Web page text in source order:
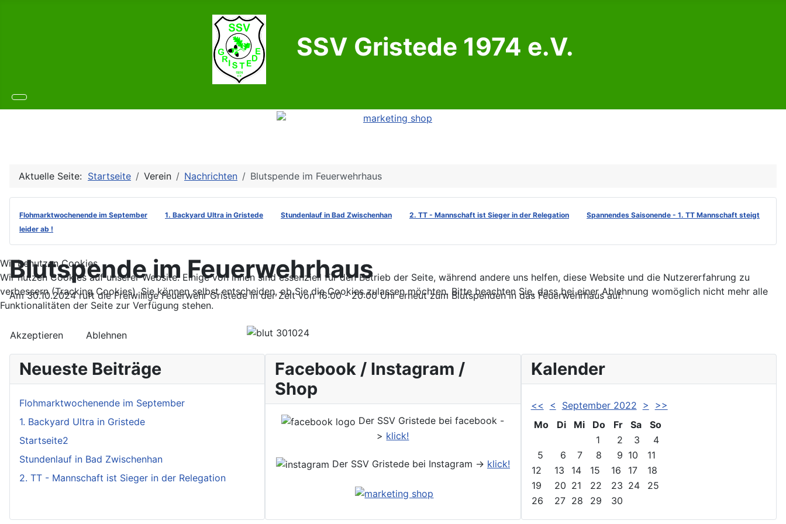
SSV Gristede 1974 e.V.
Aktuelle Seite: Startseite Verein Nachrichten Blutspende im Feuerwehrhaus
Flohmarktwochenende im September 1. Backyard Ultra in Gristede Stundenlauf in Bad Zwischenhan 2. TT - Mannschaft ist Sieger in der Relegation
Spannendes Saisonende - 1. TT Mannschaft steigt
leider ab !
Blutspende im Feuerwehrhaus
Am 30.10.2024 ruft die Freiwillige Feuerwehr Gristede in der Zeit von 16:00 - 20:00 Uhr erneut zum Blutspenden in das Feuerwehrhaus auf.
Neueste Beiträge
Flohmarktwochenende im September
1. Backyard Ultra in Gristede
Startseite2
Stundenlauf in Bad Zwischenhan
2. TT - Mannschaft ist Sieger in der Relegation
Facebook / Instagram /
Shop
Der SSV Gristede bei facebook -
> klick!
Der SSV Gristede bei Instagram -> klick!
Kalender
<< < September 2022 >
>>
Mo
Di Mi Do Fr Sa
So
1
2 3
4
5
6 7 8 9 10
11
12
13 14 15 16 17
18
19
20 21 22 23 24
25
26
27 28 29 30
Wir benutzen Cookies
Wir nutzen Cookies auf unserer Website. Einige von ihnen sind essenziell für den Betrieb der Seite, während andere uns helfen, diese Website und die Nutzererfahrung zu
verbessern (Tracking Cookies). Sie können selbst entscheiden, ob Sie die Cookies zulassen möchten. Bitte beachten Sie, dass bei einer Ablehnung womöglich nicht mehr alle
Funktionalitäten der Seite zur Verfügung stehen.
Akzeptieren Ablehnen